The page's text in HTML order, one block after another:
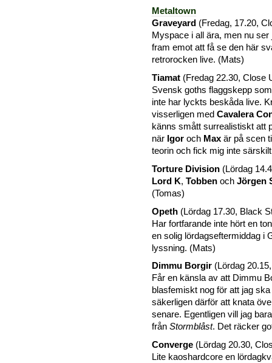
Metaltown
Graveyard (Fredag, 17.20,
Myspace i all ära, men nu ser
fram emot att få se den här
retrorocken live. (Mats)
Tiamat (Fredag 22.30, Close
Svensk goths flaggskepp
inte har lyckts beskåda live.
visserligen med Cavalera
känns smått surrealistiskt att
när Igor och Max är på scen
teorin och fick mig inte
Torture Division (Lördag
Lord K, Tobben och Jörgen
(Tomas)
Opeth (Lördag 17.30, Black
Har fortfarande inte hört en
en solig lördagseftermiddag i
lyssning. (Mats)
Dimmu Borgir (Lördag
Får en känsla av att Dimmu
blasfemiskt nog för att jag
säkerligen därför att knata
senare. Egentligen vill jag
från Stormblåst. Det räcker
Converge (Lördag 20.30,
Lite kaoshardcore en